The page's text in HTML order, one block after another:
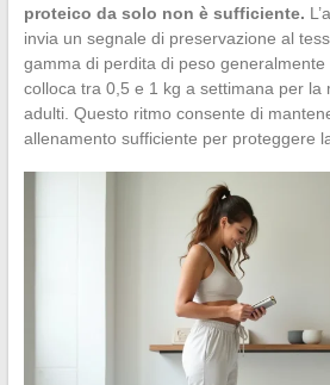
proteico da solo non è sufficiente.
invia un segnale di preservazione al
gamma di perdita di peso
colloca tra 0,5 e 1 kg a settimana per la
adulti. Questo ritmo consente di
allenamento sufficiente per proteggere